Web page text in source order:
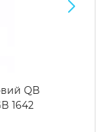
QB
1642